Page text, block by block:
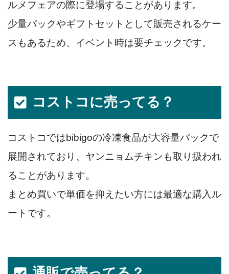
ルメフェアの際に登場することがあります。
少量パックやギフトセットとして販売されるケー
スもあるため、イベント時は要チェックです。
コストコに売ってる？
コストコではbibigoの冷凍食品が大容量パックで
展開されており、ヤンニョムチキンも取り扱われ
ることがあります。
まとめ買いで単価を抑えたい方には最適な購入ル
ートです。